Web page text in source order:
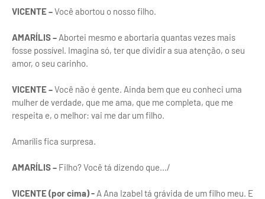
VICENTE –Você abortou o nosso filho.
AMARÍLIS – Abortei mesmo e abortaria quantas vezes mais
fosse possível. Imagina só, ter que dividir a sua atenção, o seu
amor, o seu carinho.
VICENTE –Você não é gente. Ainda bem que eu conheci uma
mulher de verdade, que me ama, que me completa, que me
respeita e, o melhor: vai me dar um filho.
Amarílis fica surpresa.
AMARÍLIS – Filho? Você tá dizendo que.../
VICENTE (por cima) - A Ana Izabel tá grávida de um filho meu. E